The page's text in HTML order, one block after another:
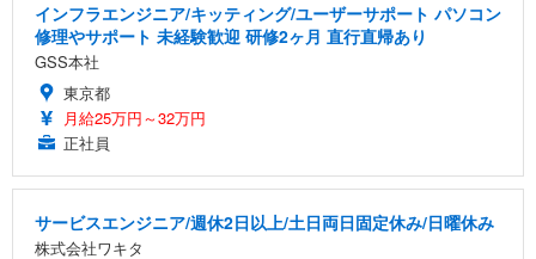
インフラエンジニア/キッティング/ユーザーサポート パソコン
修理やサポート 未経験歓迎 研修2ヶ月 直行直帰あり
GSS本社
東京都
月給25万円～32万円
正社員
サービスエンジニア/週休2日以上/土日両日固定休み/日曜休み
株式会社ワキタ